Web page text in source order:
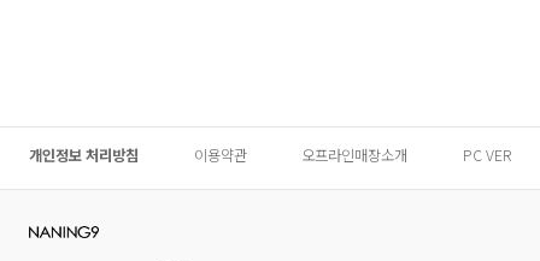
개인정보 처리방침 이용약관 오프라인매장소개 PC VER